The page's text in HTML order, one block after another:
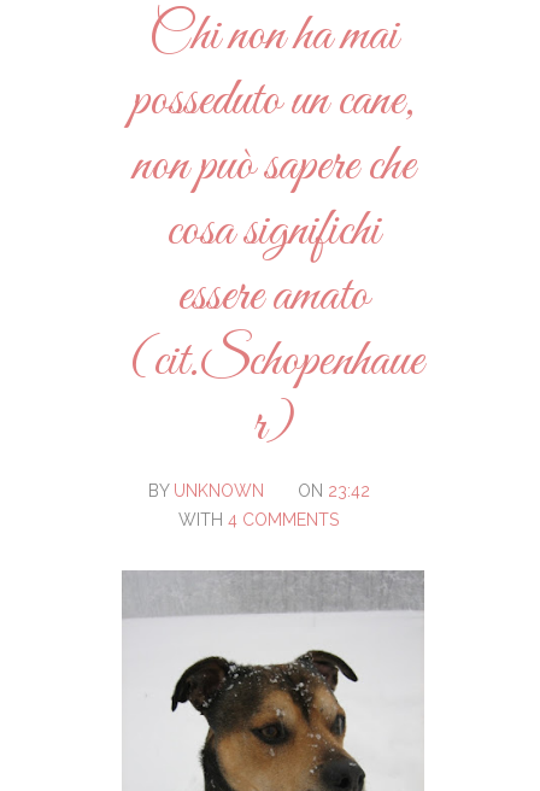
Chi non ha mai
posseduto un cane,
non può sapere che
cosa significhi
essere amato
(cit.Schopenhaue
r)
BY UNKNOWN ON 23:42
WITH 4 COMMENTS